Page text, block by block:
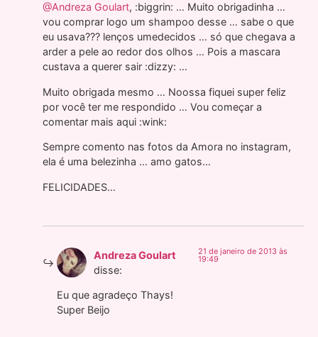
@Andreza Goulart, :biggrin: … Muito obrigadinha …
vou comprar logo um shampoo desse … sabe o que
eu usava??? lenços umedecidos … só que chegava a
arder a pele ao redor dos olhos … Pois a mascara
custava a querer sair :dizzy: …
Muito obrigada mesmo … Noossa fiquei super feliz
por você ter me respondido … Vou começar a
comentar mais aqui :wink:
Sempre comento nas fotos da Amora no instagram,
ela é uma belezinha … amo gatos…
FELICIDADES…
Andreza Goulart
disse:
21 de janeiro de 2013 às
19:49
Eu que agradeço Thays!
Super Beijo